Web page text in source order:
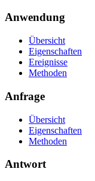
Anwendung
Übersicht
Eigenschaften
Ereignisse
Methoden
Anfrage
Übersicht
Eigenschaften
Methoden
Antwort